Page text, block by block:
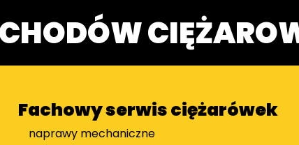
Fachowy serwis ciężarówek
naprawy mechaniczne